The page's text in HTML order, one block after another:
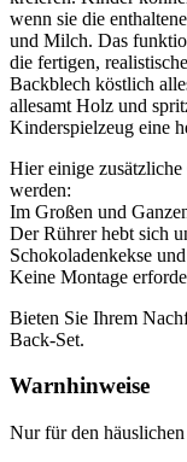
wenn sie die
und Milch. Das
die fertigen,
Backblech köstlich
allesamt Holz und
Kinderspielzeug eine
Hier einige
werden:
Im Großen und
Der Rührer hebt sich
Schokoladenkekse
Keine Montage
Bieten Sie Ihrem
Back-Set.
Warnhinweise
Nur für den